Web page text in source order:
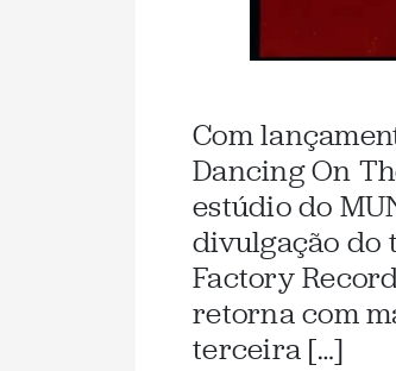
Com
Dancing On
estúdio do
divulgação do
Factory
retorna com
terceira […]